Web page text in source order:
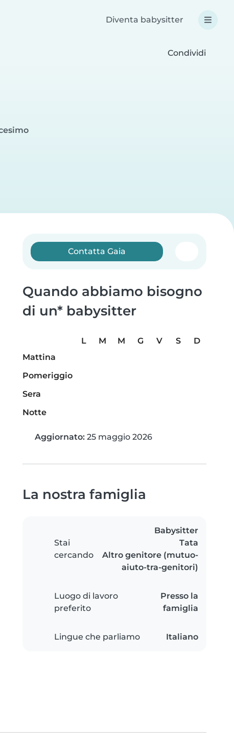
Diventa babysitter
Condividi
Contatta Gaia
Quando abbiamo bisogno
di un* babysitter
L M M G V S
D
Mattina
Pomeriggio
Sera
Notte
Aggiornato: 25 maggio 2026
La nostra famiglia
Stai
cercando
Babysitter
Tata
Altro genitore (mutuo-
aiuto-tra-genitori)
Luogo di lavoro
preferito
Presso la
famiglia
Lingue che parliamo Italiano